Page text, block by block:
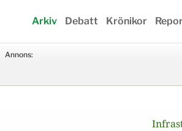
Arkiv Debatt Krönikor
Annons: